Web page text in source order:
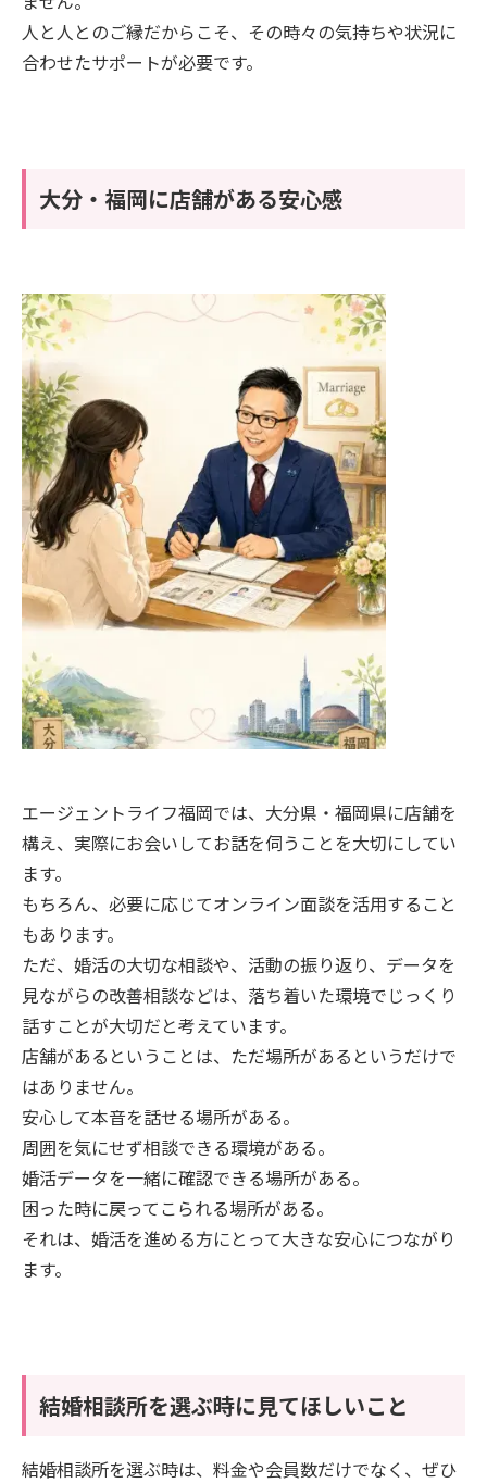
人と人とのご縁だからこそ、その時々の気持ちや状況に
合わせたサポートが必要です。
大分・福岡に店舗がある安心感
エージェントライフ福岡では、大分県・福岡県に店舗を
構え、実際にお会いしてお話を伺うことを大切にしてい
ます。
もちろん、必要に応じてオンライン面談を活用すること
もあります。
ただ、婚活の大切な相談や、活動の振り返り、データを
見ながらの改善相談などは、落ち着いた環境でじっくり
話すことが大切だと考えています。
店舗があるということは、ただ場所があるというだけで
はありません。
安心して本音を話せる場所がある。
周囲を気にせず相談できる環境がある。
婚活データを一緒に確認できる場所がある。
困った時に戻ってこられる場所がある。
それは、婚活を進める方にとって大きな安心につながり
ます。
結婚相談所を選ぶ時に見てほしいこと
結婚相談所を選ぶ時は、料金や会員数だけでなく、ぜひ